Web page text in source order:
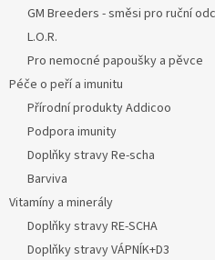
GM Breeders - směsi pro ruční
L.O.R.
Pro nemocné papoušky a pěvce
Péče o peří a imunitu
Přírodní produkty Addicoo
Podpora imunity
Doplňky stravy Re-scha
Barviva
Vitamíny a minerály
Doplňky stravy RE-SCHA
Doplňky stravy VÁPNÍK+D3